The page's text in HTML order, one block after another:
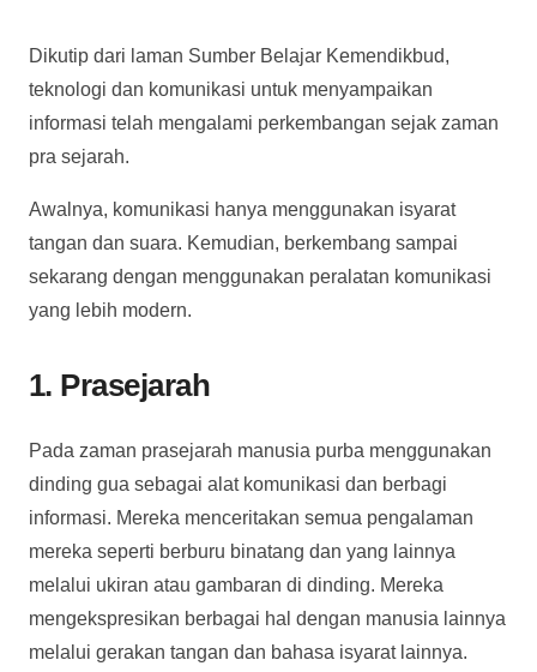
Dikutip dari laman Sumber Belajar Kemendikbud,
teknologi dan komunikasi untuk menyampaikan
informasi telah mengalami perkembangan sejak zaman
pra sejarah.
Awalnya, komunikasi hanya menggunakan isyarat
tangan dan suara. Kemudian, berkembang sampai
sekarang dengan menggunakan peralatan komunikasi
yang lebih modern.
1. Prasejarah
Pada zaman prasejarah manusia purba menggunakan
dinding gua sebagai alat komunikasi dan berbagi
informasi. Mereka menceritakan semua pengalaman
mereka seperti berburu binatang dan yang lainnya
melalui ukiran atau gambaran di dinding. Mereka
mengekspresikan berbagai hal dengan manusia lainnya
melalui gerakan tangan dan bahasa isyarat lainnya.